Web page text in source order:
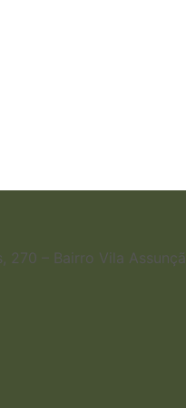
270 – Bairro Vila